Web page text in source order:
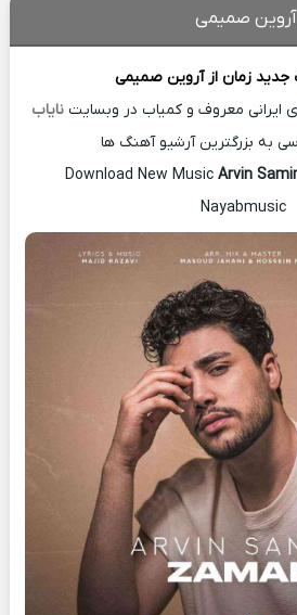
آروین صمیمی
جدید زمان ازآروین صمیمی
ایرانی معروف و کمیاب در وبسایت نایاب
به بزرگترین آرشیو آهنگ ها
Download New Music Arvin
Nayabmusic